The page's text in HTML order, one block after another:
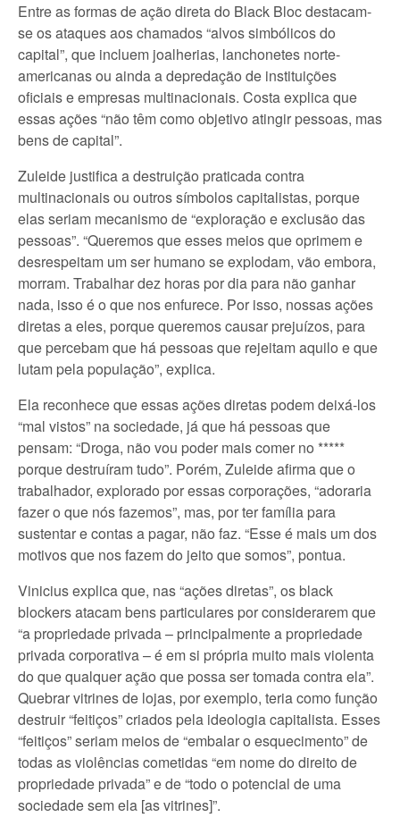
Entre as formas de ação direta do Black Bloc destacam-
se os ataques aos chamados “alvos simbólicos do
capital”, que incluem joalherias, lanchonetes norte-
americanas ou ainda a depredação de instituições
oficiais e empresas multinacionais. Costa explica que
essas ações “não têm como objetivo atingir pessoas, mas
bens de capital”.
Zuleide justifica a destruição praticada contra
multinacionais ou outros símbolos capitalistas, porque
elas seriam mecanismo de “exploração e exclusão das
pessoas”. “Queremos que esses meios que oprimem e
desrespeitam um ser humano se explodam, vão embora,
morram. Trabalhar dez horas por dia para não ganhar
nada, isso é o que nos enfurece. Por isso, nossas ações
diretas a eles, porque queremos causar prejuízos, para
que percebam que há pessoas que rejeitam aquilo e que
lutam pela população”, explica.
Ela reconhece que essas ações diretas podem deixá-los
“mal vistos” na sociedade, já que há pessoas que
pensam: “Droga, não vou poder mais comer no *****
porque destruíram tudo”. Porém, Zuleide afirma que o
trabalhador, explorado por essas corporações, “adoraria
fazer o que nós fazemos”, mas, por ter família para
sustentar e contas a pagar, não faz. “Esse é mais um dos
motivos que nos fazem do jeito que somos”, pontua.
Vinicius explica que, nas “ações diretas”, os black
blockers atacam bens particulares por considerarem que
“a propriedade privada – principalmente a propriedade
privada corporativa – é em si própria muito mais violenta
do que qualquer ação que possa ser tomada contra ela”.
Quebrar vitrines de lojas, por exemplo, teria como função
destruir “feitiços” criados pela ideologia capitalista. Esses
“feitiços” seriam meios de “embalar o esquecimento” de
todas as violências cometidas “em nome do direito de
propriedade privada” e de “todo o potencial de uma
sociedade sem ela [as vitrines]”.